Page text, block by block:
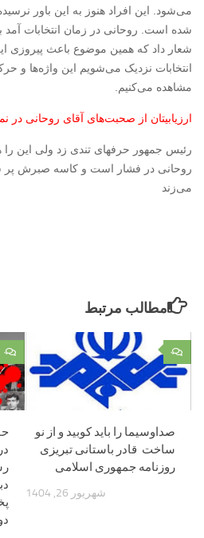
می‌شود. این افراد هنوز به این باور
شده است. روحانی در زمان انتخابات
شعار داد که همین موضوع باعث پیروزی
انتخابات نزدیک می‌شویم این واژه‌ها و
مشاهده می‌کنیم.
ارزیابیتان از صحبت‌های آقای روحانی
رئیس جمهور حرفهای تندی زد ولی این
روحانی در فشار است و کاسه صبرش پر
می‌زند
مطالب مرتبط
۰ ۰
صداوسیما را باید کوبید و از نو
ساخت قادر باستانی تبریزی
روزنامه جمهوری اسلامی
شهریور 26, 1404